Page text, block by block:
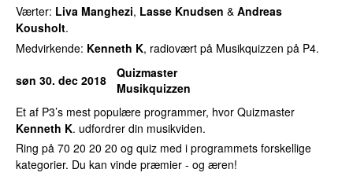
Værter: Liva Manghezi, Lasse Knudsen & Andreas
Kousholt.
Medvirkende: Kenneth K, radiovært på Musikquizzen på P4.
søn 30. dec 2018
Quizmaster
Musikquizzen
Et af P3’s mest populære programmer, hvor Quizmaster
Kenneth K. udfordrer din musikviden.
Ring på 70 20 20 20 og quiz med i programmets forskellige
kategorier. Du kan vinde præmier - og æren!